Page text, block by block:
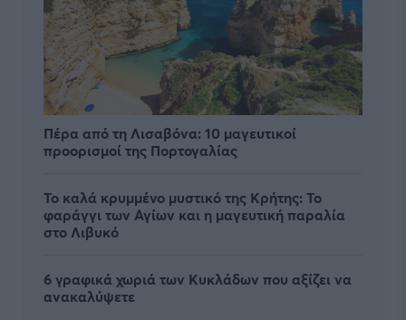
Πέρα από τη Λισαβόνα: 10 μαγευτικοί
προορισμοί της Πορτογαλίας
Το καλά κρυμμένο μυστικό της Κρήτης: Το
φαράγγι των Αγίων και η μαγευτική παραλία
στο Λιβυκό
6 γραφικά χωριά των Κυκλάδων που αξίζει να
ανακαλύψετε